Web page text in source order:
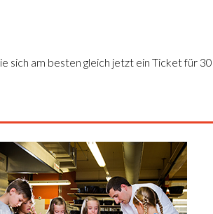
sich am besten gleich jetzt ein Ticket für 30